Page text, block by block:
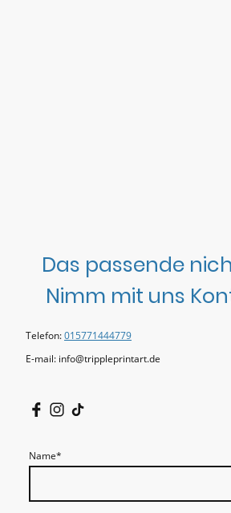
Das passende
Nimm mit uns
Telefon:015771444779
E-mail: info@trippleprintart.de
Name*